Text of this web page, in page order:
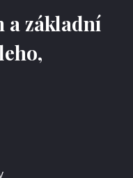
a základní